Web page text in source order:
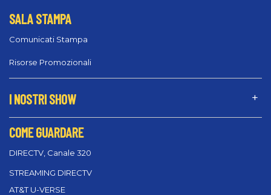
SALA STAMPA
Comunicati Stampa
Risorse Promozionali
I NOSTRI SHOW
COME GUARDARE
DIRECTV, Canale 320
STREAMING DIRECTV
AT&T U-VERSE